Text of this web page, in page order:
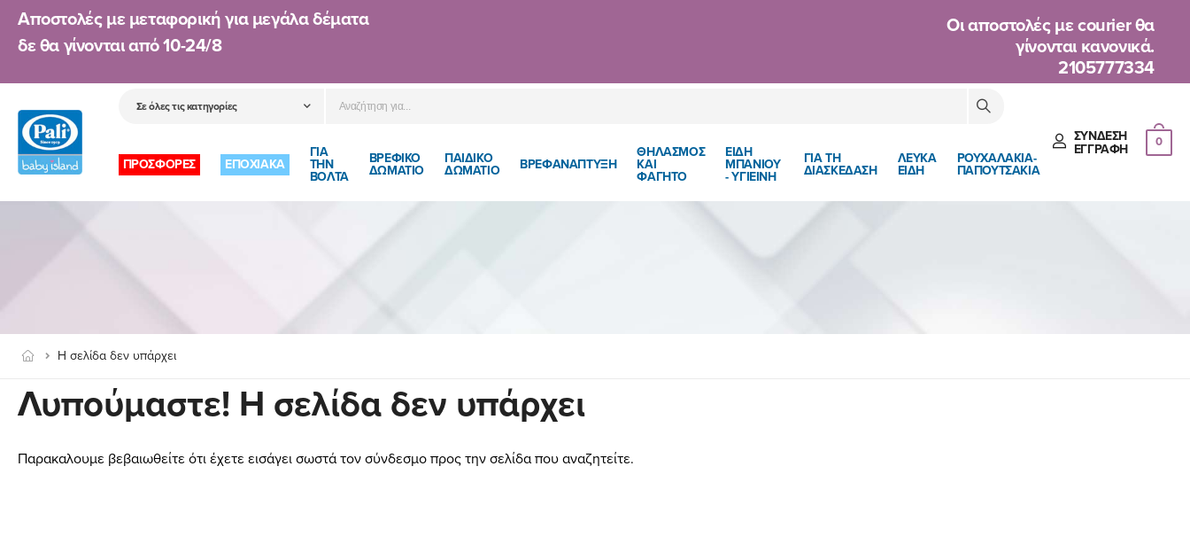
Αποστολές με μεταφορική για μεγάλα δέματα
δε θα γίνονται από10-24/8
Oι αποστολές με courier θα
γίνονται κανονικά.
2105777334
ΠΡΟΣΦΟΡΕΣ ΕΠΟΧΙΑΚΑ
ΓΙΑ
ΤΗΝ
ΒΟΛΤΑ
ΒΡΕΦΙΚΟ
ΔΩΜΑΤΙΟ
ΠΑΙΔΙΚΌ
ΔΩΜΆΤΙΟ
ΒΡΕΦΑΝΑΠΤΥΞΗ
ΘΗΛΑΣΜΟΣ
ΚΑΙ
ΦΑΓΗΤΟ
ΕΙΔΗ
ΜΠΑΝΙΟΥ
- ΥΓΙΕΙΝΗ
ΓΙΑ ΤΗ
ΔΙΑΣΚΕΔΑΣΗ
ΛΕΥΚΑ
ΕΙΔΗ
ΡΟΥΧΑΛΑΚΙΑ-
ΠΑΠΟΥΤΣΑΚΙΑ
ΣΎΝΔΕΣΗ
ΈΓΓΡΑΦΉ
0
Η σελίδα δεν υπάρχει
Λυπούμαστε! Η σελίδα δεν υπάρχει
Παρακαλουμε βεβαιωθείτε ότι έχετε εισάγει σωστά τον σύνδεσμο προς την σελίδα που αναζητείτε.